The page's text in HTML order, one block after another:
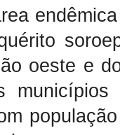
oeste e